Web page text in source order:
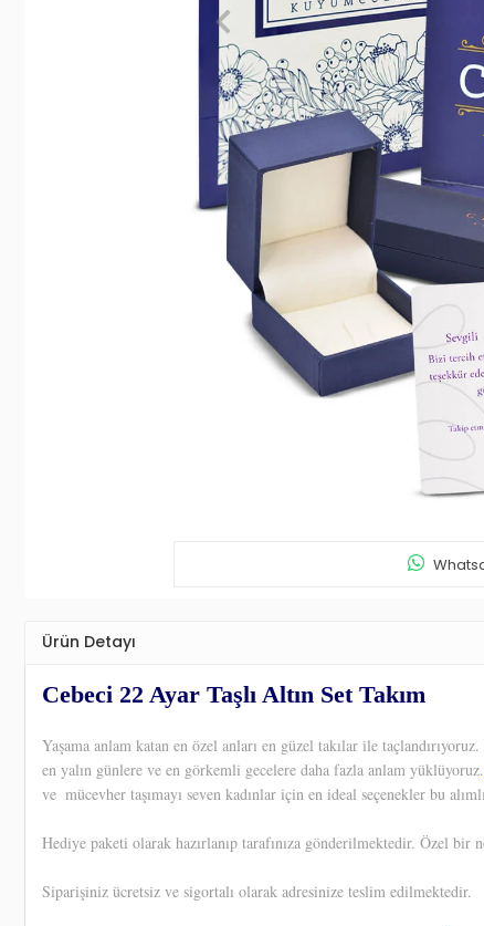
Ürün Detayı
Cebeci 22 Ayar Taşlı Altın Set Takım
Yaşama anlam katan en özel anları en güzel takılar ile
en yalın günlere ve en görkemli gecelere daha fazla anlam yüklüyoruz.
ve mücevher taşımayı seven kadınlar için en ideal seçenekler bu
Hediye paketi olarak hazırlanıp tarafınıza gönderilmektedir. Özel
Siparişiniz ücretsiz ve sigortalı olarak adresinize teslim edilmektedir.